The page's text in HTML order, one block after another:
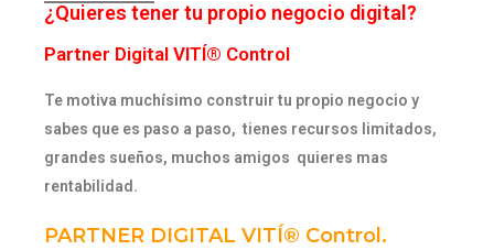
¿Quieres tener tu propio negocio digital?
Partner Digital VITÍ® Control
Te motiva muchísimo construir tu propio negocio y
sabes que es paso a paso, tienes recursos limitados,
grandes sueños, muchos amigos quieres mas
rentabilidad.
PARTNER DIGITAL VITÍ® Control.